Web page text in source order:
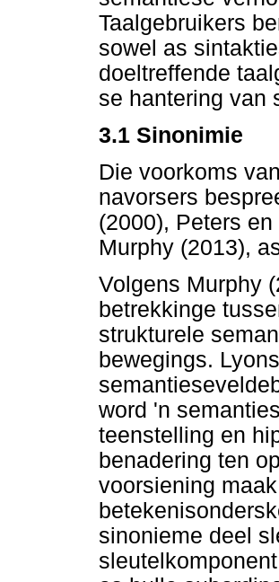
Taalgebruikers
sowel as
doeltreffende
se hantering van
3.1 Sinonimie
Die voorkoms
navorsers
(2000), Peters
Murphy (2013),
Volgens Murphy
betrekkinge
strukturele
bewegings.
word 'n
teenstelling en
benadering ten
voorsiening
sinonieme deel